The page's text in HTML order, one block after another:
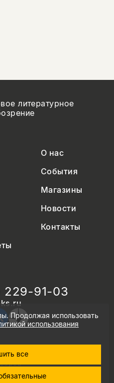
литературное
О нас
События
Магазины
Новости
Контакты
229-91-03
обозрение. 2026
cookie
Продолжая использовать
использования
все